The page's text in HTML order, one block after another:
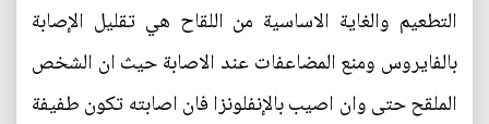
التطعيم والغاية الاساسية من اللقاح هي تقليل الإصابة
بالفايروس ومنع المضاعفات عند الاصابة حيث ان الشخص
الملقح حتى وان اصيب بالإنفلونزا فان اصابته تكون طفيفة